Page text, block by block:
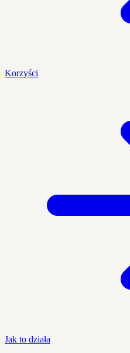
Korzyści
Jak to działa